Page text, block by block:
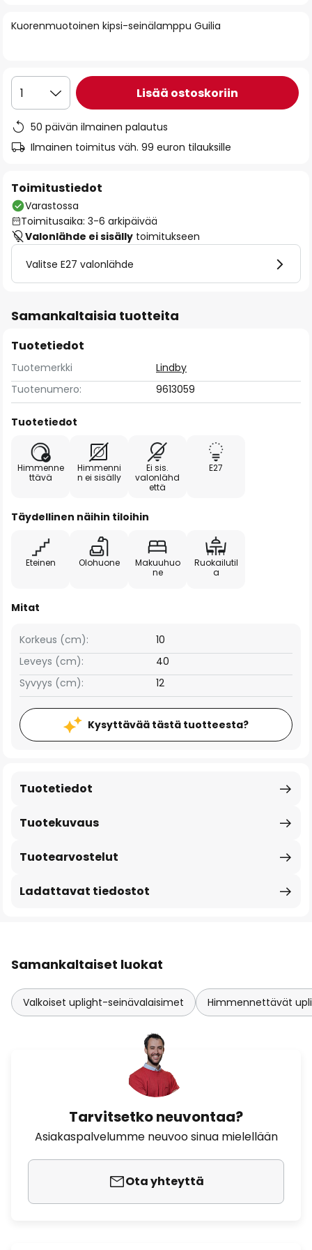
the
Kuorenmuotoinen kipsi-seinälamppu Guilia
1 Lisää ostoskoriin
50 päivän ilmainen palautus
Ilmainen toimitus väh. 99 euron tilauksille
Toimitustiedot
Varastossa
Toimitusaika: 3-6 arkipäivää
Valonlähde ei sisälly toimitukseen
Valitse E27 valonlähde
Samankaltaisia tuotteita
Tuotetiedot
Tuotemerkki
Lindby
Tuotenumero:
9613059
Tuotetiedot
Himmenne
ttävä
Himmenni
n ei sisälly
Ei sis.
valonlähd
että
E27
Täydellinen näihin tiloihin
Eteinen Olohuone
Makuuhuo
ne
Ruokailutil
a
Mitat
Leveys (cm): 40
Korkeus (cm): 10
Syvyys (cm): 12
Kysyttävää tästä tuotteesta?
Tuotekuvaus
Tuotetiedot
Tuotearvostelut
Ladattavat tiedostot
Samankaltaiset luokat
Valkoiset uplight-seinävalaisimet Himmennettävät
Tarvitsetko neuvontaa?
Asiakaspalvelumme neuvoo sinua mielellään
Ota yhteyttä